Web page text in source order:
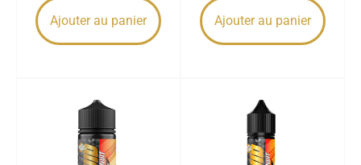
Ajouter au panier Ajouter au panier